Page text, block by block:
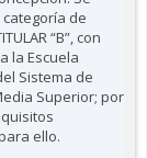
de
“B”, con
la Escuela
Sistema de
Superior; por
ello.